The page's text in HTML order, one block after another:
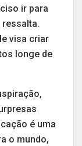
ir para
ressalta.
visa criar
longe de
é uma
o mundo,